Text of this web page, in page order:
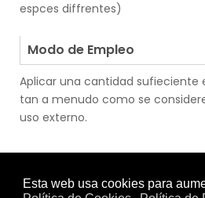
espces diffrentes)
Modo de Empleo
Aplicar una cantidad sufieciente
tan a menudo como se
uso externo.
.
Uso